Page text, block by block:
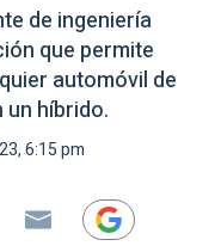
de ingeniería
que permite
automóvil de
híbrido.
6:15 pm